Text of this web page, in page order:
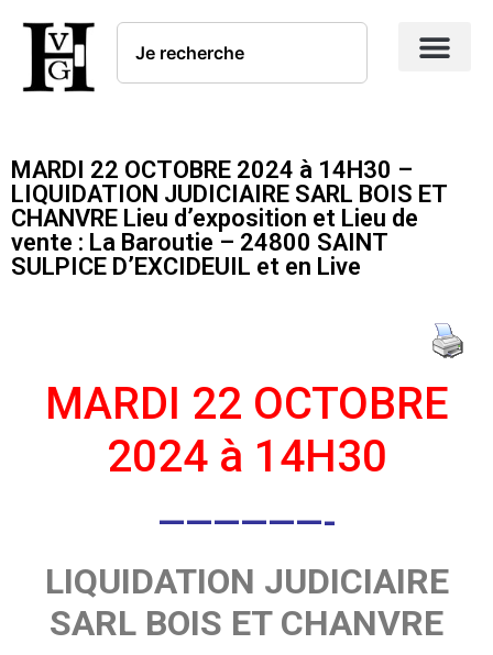
MARDI 22 OCTOBRE 2024 à 14H30 –
LIQUIDATION JUDICIAIRE SARL BOIS ET
CHANVRE Lieu d’exposition et Lieu de
vente : La Baroutie – 24800 SAINT
SULPICE D’EXCIDEUIL et en Live
MARDI 22 OCTOBRE
2024 à 14H30
——————-
LIQUIDATION JUDICIAIRE
SARL BOIS ET CHANVRE